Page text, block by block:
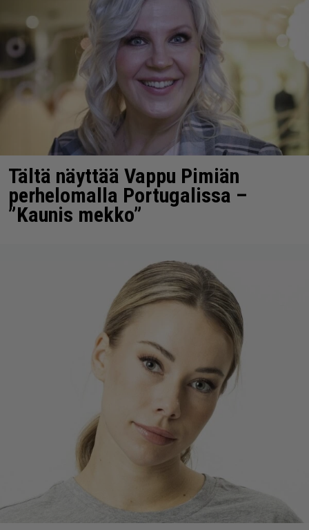
Tältä näyttää Vappu Pimiän
perhelomalla Portugalissa –
”Kaunis mekko”